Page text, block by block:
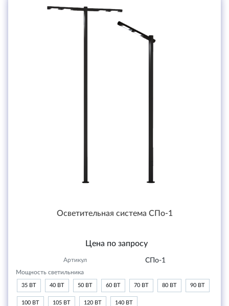
Осветительная система СПо-1
Цена по запросу
Артикул СПо-1
Мощность светильника
35 ВТ 40 ВТ 50 ВТ 60 ВТ 70 ВТ 80 ВТ 90 ВТ
100 ВТ 105 ВТ 120 ВТ 140 ВТ